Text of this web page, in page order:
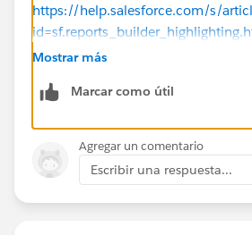
https://help.salesforce.com/s/
Please mark as Best Answer if
Thanks,
Mostrar más
Marcar como útil
Agregar un comentario
Escribir una respuesta...